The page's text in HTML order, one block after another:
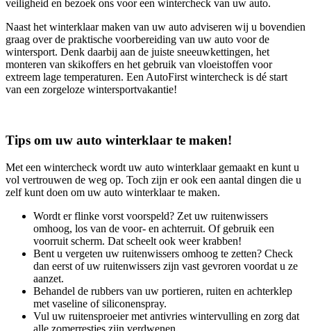
veiligheid en bezoek ons voor een wintercheck van uw auto.
Naast het winterklaar maken van uw auto adviseren wij u bovendien
graag over de praktische voorbereiding van uw auto voor de
wintersport. Denk daarbij aan de juiste sneeuwkettingen, het
monteren van skikoffers en het gebruik van vloeistoffen voor
extreem lage temperaturen. Een AutoFirst wintercheck is dé start
van een zorgeloze wintersportvakantie!
Tips om uw auto winterklaar te maken!
Met een wintercheck wordt uw auto winterklaar gemaakt en kunt u
vol vertrouwen de weg op. Toch zijn er ook een aantal dingen die u
zelf kunt doen om uw auto winterklaar te maken.
Wordt er flinke vorst voorspeld? Zet uw ruitenwissers
omhoog, los van de voor- en achterruit. Of gebruik een
voorruit scherm. Dat scheelt ook weer krabben!
Bent u vergeten uw ruitenwissers omhoog te zetten? Check
dan eerst of uw ruitenwissers zijn vast gevroren voordat u ze
aanzet.
Behandel de rubbers van uw portieren, ruiten en achterklep
met vaseline of siliconenspray.
Vul uw ruitensproeier met antivries wintervulling en zorg dat
alle zomerrestjes zijn verdwenen.